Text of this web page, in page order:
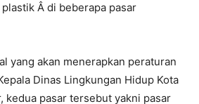
Â di beberapa pasar
yang akan menerapkan peraturan
Dinas Lingkungan Hidup Kota
kedua pasar tersebut yakni pasar